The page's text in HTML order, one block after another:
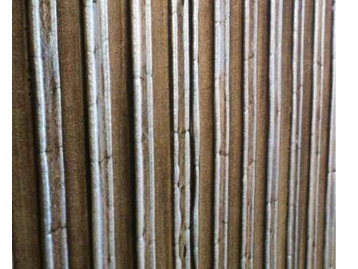
× ТОЗИ
САЙТ
ИЗПОЛЗВА
БИСКВИТКИ.
ПОВЕЧЕ
ИНФОРМАЦИЯ
МОЖЕТЕ
ДА
НАМЕРИТЕ
ТУК.